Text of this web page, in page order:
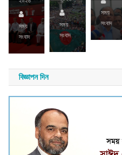
সময়
সংবাদ
সময়
সংবাদ
সময়
সংবাদ
বিজ্ঞাপন দিন